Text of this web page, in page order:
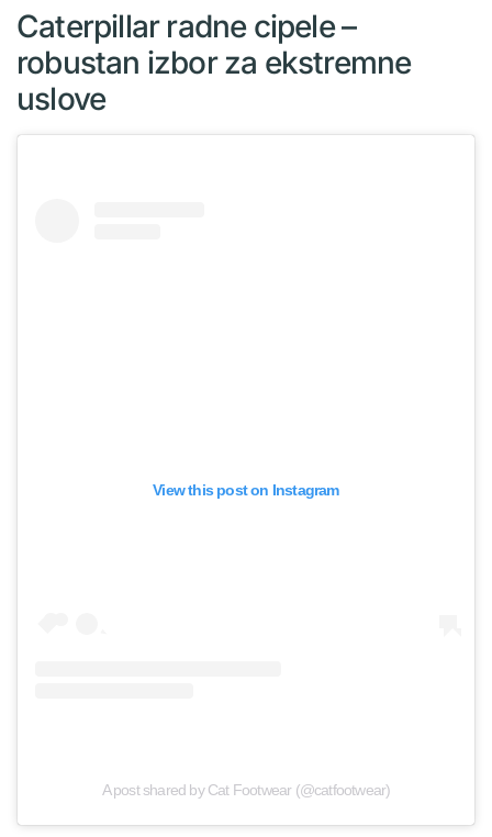
Caterpillar radne cipele –
robustan izbor za ekstremne
uslove
View this post on Instagram
A post shared by Cat Footwear (@catfootwear)